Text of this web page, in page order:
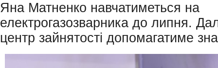
Яна Матненко навчатиметься на
електрогазозварника до липня.
центр зайнятості допомагатиме